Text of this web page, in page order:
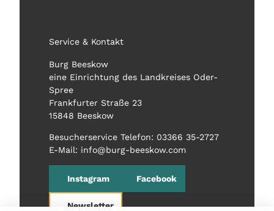
Service & Kontakt
Burg Beeskow
eine Einrichtung des Landkreises Oder-
Spree
Frankfurter Straße 23
15848 Beeskow
Besucherservice Telefon: 03366 35-2727
E-Mail: info@burg-beeskow.com
Instagram Facebook
Newsletter